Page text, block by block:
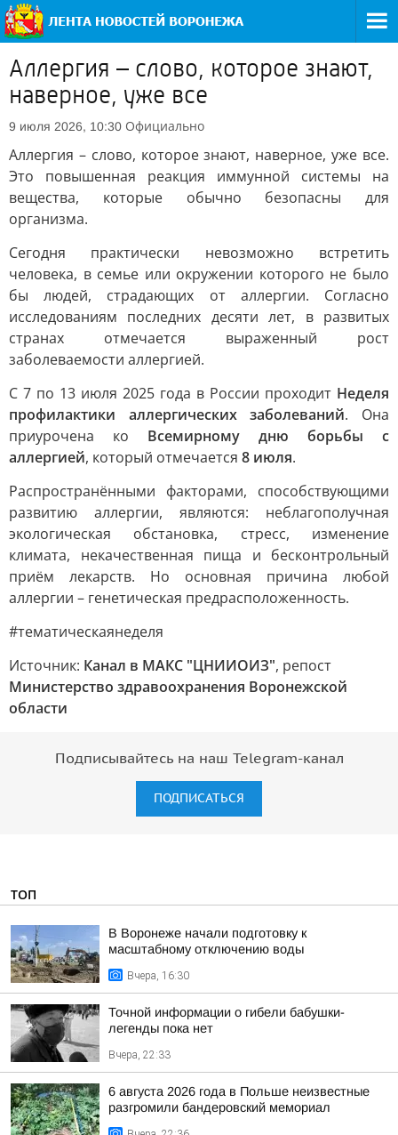
Аллергия – слово, которое знают,
наверное, уже все
9 июля 2026, 10:30 Официально
Аллергия – слово, которое знают, наверное, уже все.
Это повышенная реакция иммунной системы на
вещества, которые обычно безопасны для
организма.
Сегодня практически невозможно встретить
человека, в семье или окружении которого не было
бы людей, страдающих от аллергии. Согласно
исследованиям последних десяти лет, в развитых
странах отмечается выраженный рост
заболеваемости аллергией.
С 7 по 13 июля 2025 года в России проходит Неделя
профилактики аллергических заболеваний. Она
приурочена ко Всемирному дню борьбы с
аллергией, который отмечается 8 июля.
Распространёнными факторами, способствующими
развитию аллергии, являются: неблагополучная
экологическая обстановка, стресс, изменение
климата, некачественная пища и бесконтрольный
приём лекарств. Но основная причина любой
аллергии – генетическая предрасположенность.
#тематическаянеделя
Источник: Канал в МАКС "ЦНИИОИЗ", репост
Министерство здравоохранения Воронежской
области
Подписывайтесь на наш Telegram-канал
ПОДПИСАТЬСЯ
ТОП
В Воронеже начали подготовку к
масштабному отключению воды
Вчера, 16:30
Точной информации о гибели бабушки-
легенды пока нет
Вчера, 22:33
6 августа 2026 года в Польше неизвестные
разгромили бандеровский мемориал